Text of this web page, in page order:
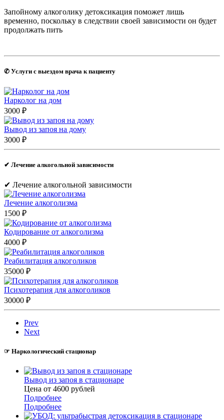
Запойному алкоголику детоксикация поможет лишь
временно, поскольку в следствии своей зависимости он будет
продолжать пить
✆ Услуги с выездом врача к пациенту
Нарколог на дом
3000 ₽
Вывод из запоя на дому
3000 ₽
✔︎ Лечение алкогольной зависимости
✔︎ Лечение алкогольной зависимости
Лечение алкоголизма
1500 ₽
Кодирование от алкоголизма
4000 ₽
Реабилитация алкоголиков
35000 ₽
Психотерапия для алкоголиков
30000 ₽
Prev
Next
☞ Наркологический стационар
Вывод из запоя в стационаре
Цена от 4600 рублей
Подробнее
Подробнее